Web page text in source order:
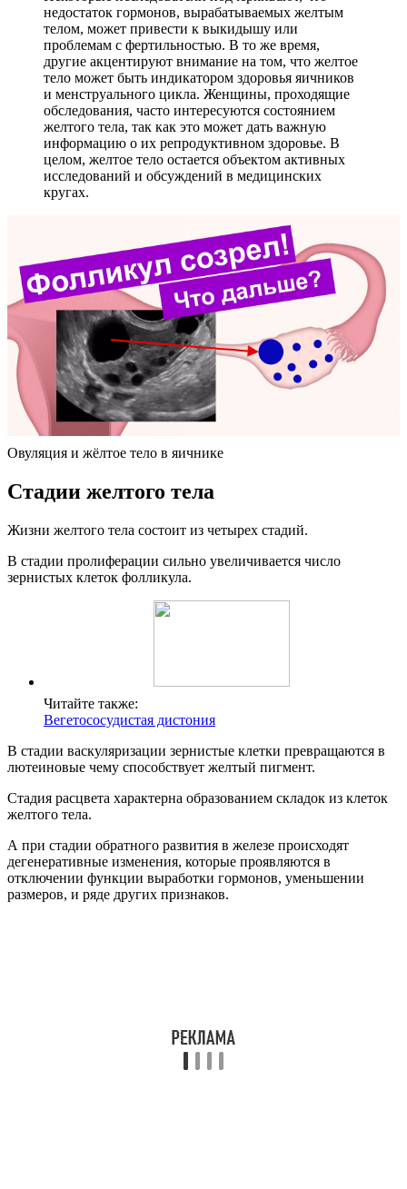
недостаток гормонов, вырабатываемых желтым
телом, может привести к выкидышу или
проблемам с фертильностью. В то же время,
другие акцентируют внимание на том, что желтое
тело может быть индикатором здоровья яичников
и менструального цикла. Женщины, проходящие
обследования, часто интересуются состоянием
желтого тела, так как это может дать важную
информацию о их репродуктивном здоровье. В
целом, желтое тело остается объектом активных
исследований и обсуждений в медицинских
кругах.
Овуляция и жёлтое тело в яичнике
Стадии желтого тела
Жизни желтого тела состоит из четырех стадий.
В стадии пролиферации сильно увеличивается число
зернистых клеток фолликула.
Читайте также:
Вегетососудистая дистония
В стадии васкуляризации зернистые клетки превращаются в
лютеиновые чему способствует желтый пигмент.
Стадия расцвета характерна образованием складок из клеток
желтого тела.
А при стадии обратного развития в железе происходят
дегенеративные изменения, которые проявляются в
отключении функции выработки гормонов, уменьшении
размеров, и ряде других признаков.